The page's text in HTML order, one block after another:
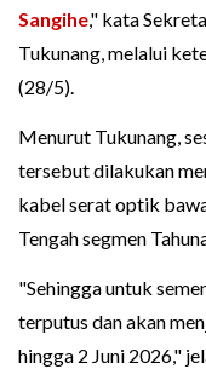
Sangihe," kata
Tukunang, melalui
(28/5).
Menurut Tukunang,
tersebut dilakukan
kabel serat optik
Tengah segmen
"Sehingga untuk
terputus dan akan
hingga 2 Juni 2026,"